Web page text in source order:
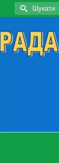
Search
for: